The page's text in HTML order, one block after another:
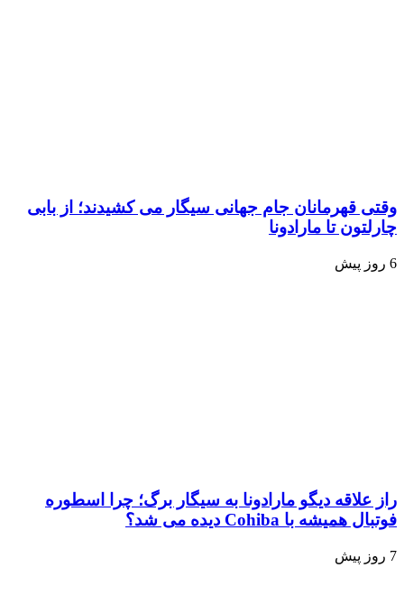
وقتی قهرمانان جام جهانی سیگار می کشیدند؛ از بابی
چارلتون تا مارادونا
6 روز پیش
راز علاقه دیگو مارادونا به سیگار برگ؛ چرا اسطوره
فوتبال همیشه با Cohiba دیده می شد؟
7 روز پیش